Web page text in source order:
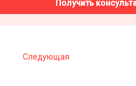
Получить
Следующая